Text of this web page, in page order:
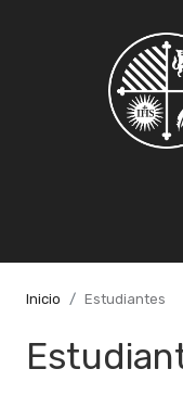
Inicio Estudiantes